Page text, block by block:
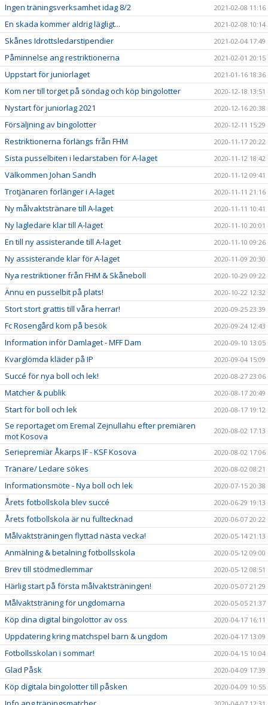
Ingen träningsverksamhet idag 8/2 2021-02-08 11:16
En skada kommer aldrig lägligt... 2021-02-08 10:14
Skånes Idrottsledarstipendier 2021-02-04 17:49
Påminnelse ang restriktionerna 2021-02-01 20:15
Uppstart för juniorlaget 2021-01-16 18:36
Kom ner till torget på söndag och köp bingolotter 2020-12-18 13:51
Nystart för juniorlag 2021 2020-12-16 20:38
Försäljning av bingolotter 2020-12-11 15:29
Restriktionerna förlängs från FHM 2020-11-17 20:22
Sista pusselbiten i ledarstaben för A-laget 2020-11-12 18:42
Välkommen Johan Sandh 2020-11-12 09:41
Trotjänaren förlänger i A-laget 2020-11-11 21:16
Ny målvaktstränare till A-laget 2020-11-11 10:41
Ny lagledare klar till A-laget 2020-11-10 20:01
En till ny assisterande till A-laget 2020-11-10 09:26
Ny assisterande klar för A-laget 2020-11-09 20:30
Nya restriktioner från FHM & Skåneboll 2020-10-29 09:22
Ännu en pusselbit på plats! 2020-10-22 12:32
Stort stort grattis till våra herrar! 2020-09-25 23:39
Fc Rosengård kom på besök 2020-09-24 12:43
Information inför Damlaget - MFF Dam 2020-09-10 13:05
Kvarglömda kläder på IP 2020-09-04 15:09
Succé för nya boll och lek! 2020-08-27 23:06
Matcher & publik 2020-08-17 20:49
Start för boll och lek 2020-08-17 19:12
Se reportaget om Eremal Zejnullahu efter premiären
mot Kosova
2020-08-02 17:13
Seriepremiär Åkarps IF - KSF Kosova 2020-08-02 17:06
Tränare/ Ledare sökes 2020-08-02 08:21
Informationsmöte - Nya boll och lek 2020-07-15 20:38
Årets fotbollskola blev succé 2020-06-29 19:13
Årets fotbollskola är nu fulltecknad 2020-06-07 20:22
Målvaktsträningen flyttad nästa vecka! 2020-05-14 21:13
Anmälning & betalning fotbollsskola 2020-05-12 09:00
Brev till stödmedlemmar 2020-05-12 08:51
Härlig start på första målvaktsträningen! 2020-05-07 21:29
Målvaktsträning för ungdomarna 2020-05-05 21:37
Köp dina digital bingolottor av oss 2020-04-17 16:11
Uppdatering kring matchspel barn & ungdom 2020-04-17 13:09
Fotbollsskolan i sommar! 2020-04-15 10:04
Glad Påsk 2020-04-09 17:39
Köp digitala bingolotter till påsken 2020-04-09 10:55